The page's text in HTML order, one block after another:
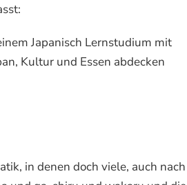
Japanisch Lernstudium mit
Kultur und Essen abdecken
in denen doch viele, auch nach